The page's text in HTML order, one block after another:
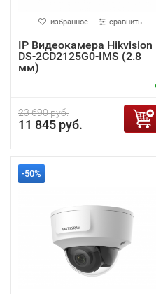
избранное сравнить
IP Видеокамера Hikvision
DS-2CD2125G0-IMS (2.8
мм)
23 690 руб.
11 845 руб.
-50%